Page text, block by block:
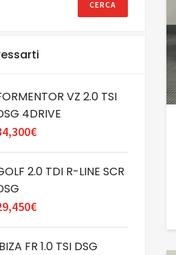
VZ 2.0 TSI
4DRIVE
2.0 TDI R-LINE SCR
FR 1.0 TSI DSG